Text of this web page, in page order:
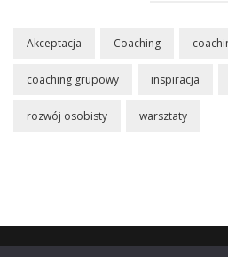
Akceptacja Coaching
coaching grupowy inspiracja
rozwój osobisty warsztaty